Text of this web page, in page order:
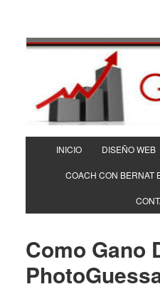
INICIO DISEÑO WEB
COACH CON BERNAT
Como Gano